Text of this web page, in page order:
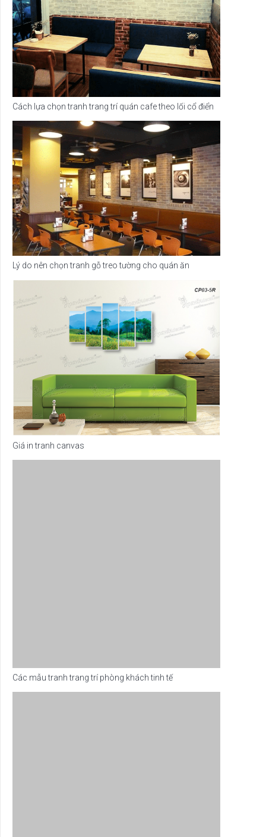
Cách lựa chọn tranh trang trí quán cafe theo lối cổ điển
Lý do nên chọn tranh gỗ treo tường cho quán ăn
Giá in tranh canvas
Các mẫu tranh trang trí phòng khách tinh tế